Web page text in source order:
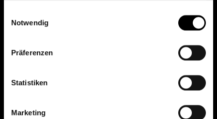
Notwendig
Präferenzen
Statistiken
Marketing
© 2026 FondsDepot AT
DEPOT